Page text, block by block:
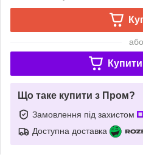
або
Що таке купити з Пром?
Замовлення під захистом
Доступна доставка